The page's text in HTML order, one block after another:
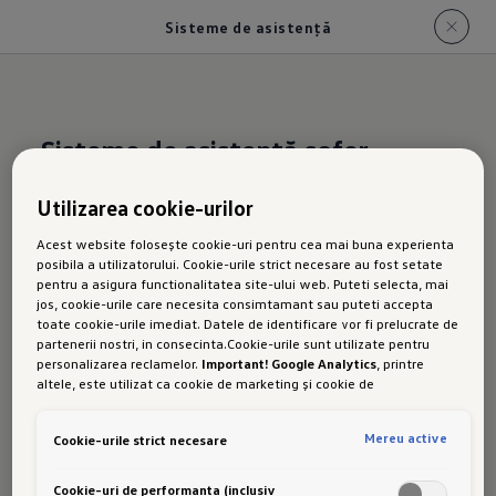
Sisteme de asistență
Sisteme de asistență șofer
Următoarele sisteme de asistență a șoferului
sunt disponibile pentru variantele de model
Tayron:
Asistență de călătorie
"Side Assist"
cu alertă de trafic din spate și
Utilizarea cookie-urilor
Acest website folosește cookie-uri pentru cea mai buna experienta
posibila a utilizatorului. Cookie-urile strict necesare au fost setate
pentru a asigura functionalitatea site-ului web. Puteti selecta, mai
jos, cookie-urile care necesita consimtamant sau puteti accepta
toate cookie-urile imediat. Datele de identificare vor fi prelucrate de
partenerii nostri, in consecinta.Cookie-urile sunt utilizate pentru
personalizarea reclamelor. Important! Google Analytics, printre
altele, este utilizat ca cookie de marketing și cookie de
protectie a datelor decat Uniunea Europeana. Prin urmare, nu poate
date datorita legislatiei actuale. Ca urmare, interferenta cu
Cookie-urile strict necesare Mereu active
Cookie-uri de performanta (inclusiv